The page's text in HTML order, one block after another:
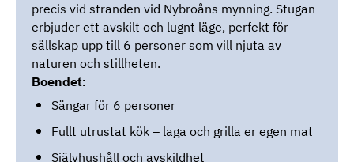
precis vid stranden vid Nybroåns mynning. Stugan
erbjuder ett avskilt och lugnt läge, perfekt för
sällskap upp till 6 personer som vill njuta av
naturen och stillheten.
Boendet:
Sängar för 6 personer
Fullt utrustat kök – laga och grilla er egen mat
Självhushåll och avskildhet